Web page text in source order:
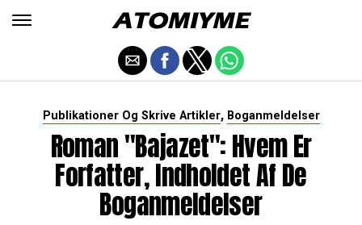
Publikationer Og Skrive Artikler, Boganmeldelser
Roman "Bajazet": Hvem Er
Forfatter, Indholdet Af De
Boganmeldelser